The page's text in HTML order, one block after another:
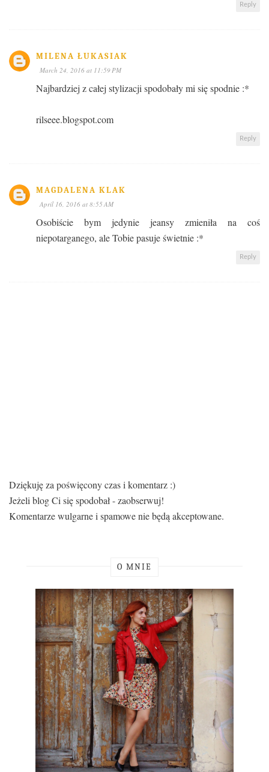
Reply
MILENA ŁUKASIAK
March 24, 2016 at 11:59 PM
Najbardziej z całej stylizacji spodobały mi się spodnie :*
rilseee.blogspot.com
Reply
MAGDALENA KLAK
April 16, 2016 at 8:55 AM
Osobiście bym jedynie jeansy zmieniła na coś
niepotarganego, ale Tobie pasuje świetnie :*
Reply
Dziękuję za poświęcony czas i komentarz :)
Jeżeli blog Ci się spodobał - zaobserwuj!
Komentarze wulgarne i spamowe nie będą akceptowane.
O MNIE